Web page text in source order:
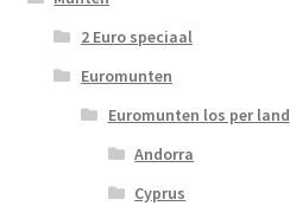
2 Euro speciaal
Euromunten
Euromunten los per land
Andorra
Cyprus